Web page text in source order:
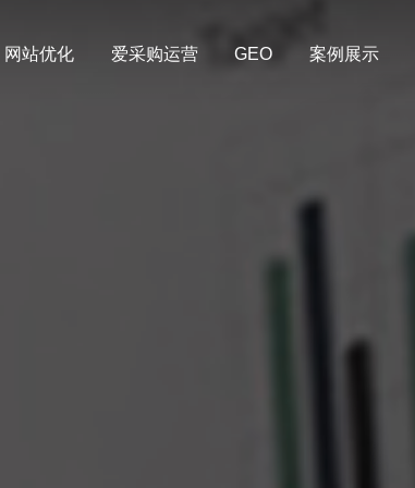
网站优化 爱采购运营 GEO 案例展示